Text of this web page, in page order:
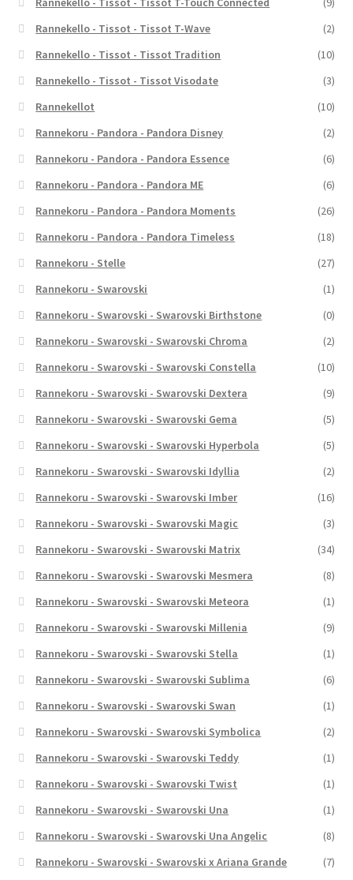
Rannekello - Tissot - Tissot T-Wave
(2)
Rannekello - Tissot - Tissot Tradition
(10)
Rannekello - Tissot - Tissot Visodate
(3)
Rannekellot
(10)
Rannekoru - Pandora - Pandora Disney
(2)
Rannekoru - Pandora - Pandora Essence
(6)
Rannekoru - Pandora - Pandora ME
(6)
Rannekoru - Pandora - Pandora Moments
(26)
Rannekoru - Pandora - Pandora Timeless
(18)
Rannekoru - Stelle
(27)
Rannekoru - Swarovski
(1)
Rannekoru - Swarovski - Swarovski Birthstone
(0)
Rannekoru - Swarovski - Swarovski Chroma
(2)
Rannekoru - Swarovski - Swarovski Constella
(10)
Rannekoru - Swarovski - Swarovski Dextera
(9)
Rannekoru - Swarovski - Swarovski Gema
(5)
Rannekoru - Swarovski - Swarovski Hyperbola
(5)
Rannekoru - Swarovski - Swarovski Idyllia
(2)
Rannekoru - Swarovski - Swarovski Imber
(16)
Rannekoru - Swarovski - Swarovski Magic
(3)
Rannekoru - Swarovski - Swarovski Matrix
(34)
Rannekoru - Swarovski - Swarovski Mesmera
(8)
Rannekoru - Swarovski - Swarovski Meteora
(1)
Rannekoru - Swarovski - Swarovski Millenia
(9)
Rannekoru - Swarovski - Swarovski Stella
(1)
Rannekoru - Swarovski - Swarovski Sublima
(6)
Rannekoru - Swarovski - Swarovski Swan
(1)
Rannekoru - Swarovski - Swarovski Symbolica
(2)
Rannekoru - Swarovski - Swarovski Teddy
(1)
Rannekoru - Swarovski - Swarovski Twist
(1)
Rannekoru - Swarovski - Swarovski Una
(1)
Rannekoru - Swarovski - Swarovski Una Angelic
(8)
Rannekoru - Swarovski - Swarovski x Ariana Grande
(7)